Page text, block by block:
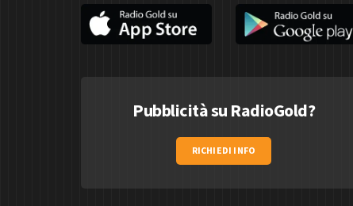
Pubblicità su RadioGold?
RICHIEDI INFO